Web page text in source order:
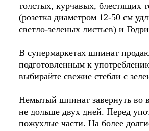
толстых, курчавых, блестящих
(розетка диаметром 12-50 см
светло-зеленых листьев) и
В супермаркетах шпинат
подготовленным к
выбирайте свежие стебли с
Немытый шпинат завернуть во
не дольше двух дней. Перед
пожухлые части. На более